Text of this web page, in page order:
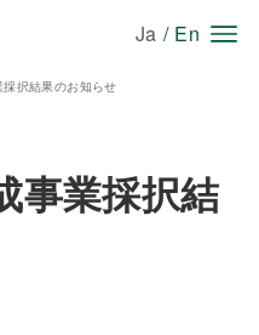
Ja / En
択結果のお知らせ
事業採択結